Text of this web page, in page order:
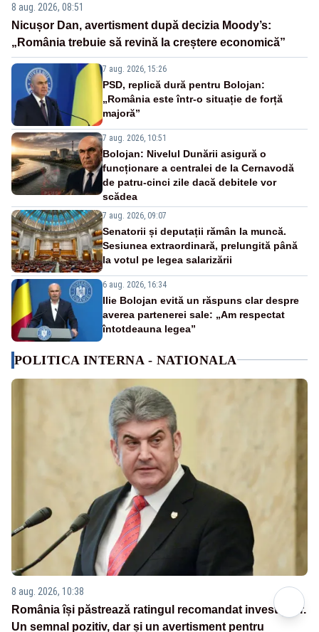
8 aug. 2026, 08:51
Nicușor Dan, avertisment după decizia Moody’s:
„România trebuie să revină la creștere economică”
7 aug. 2026, 15:26
PSD, replică dură pentru Bolojan:
„România este într-o situație de forță
majoră”
7 aug. 2026, 10:51
Bolojan: Nivelul Dunării asigură o
funcționare a centralei de la Cernavodă
de patru-cinci zile dacă debitele vor
scădea
7 aug. 2026, 09:07
Senatorii și deputații rămân la muncă.
Sesiunea extraordinară, prelungită până
la votul pe legea salarizării
6 aug. 2026, 16:34
Ilie Bolojan evită un răspuns clar despre
averea partenerei sale: „Am respectat
întotdeauna legea”
POLITICA INTERNA - NATIONALA
8 aug. 2026, 10:38
România își păstrează ratingul recomandat investițiilor.
Un semnal pozitiv, dar și un avertisment pentru